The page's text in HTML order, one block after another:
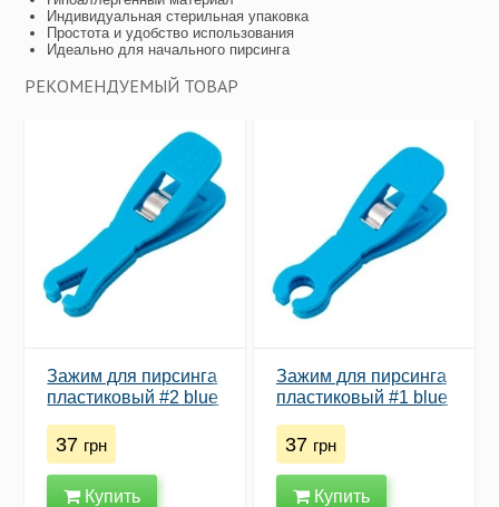
Индивидуальная стерильная упаковка
Простота и удобство использования
Идеально для начального пирсинга
РЕКОМЕНДУЕМЫЙ ТОВАР
Зажим для пирсинга
пластиковый #2 blue
37 грн
Купить
Зажим для пирсинга
пластиковый #1 blue
37 грн
Купить